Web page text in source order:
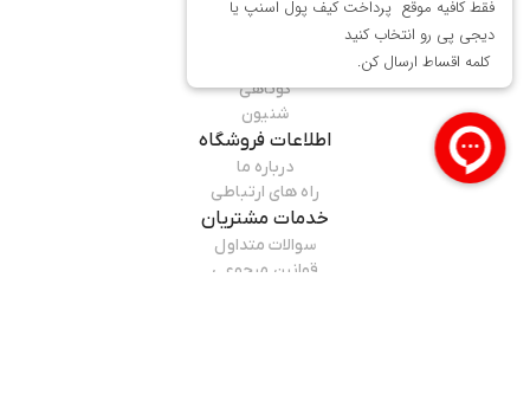
محصولاتمیماوان
کوتاهی
شنیون
اطلاعات فروشگاه
درباره ما
راه های ارتباطی
خدمات مشتریان
سوالات متداول
قوانین مرجوعی